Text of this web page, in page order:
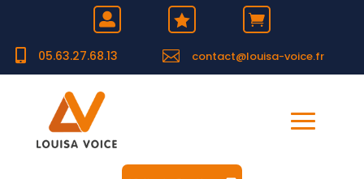
  
 05.63.27.68.13  contact@louisa-voice.fr